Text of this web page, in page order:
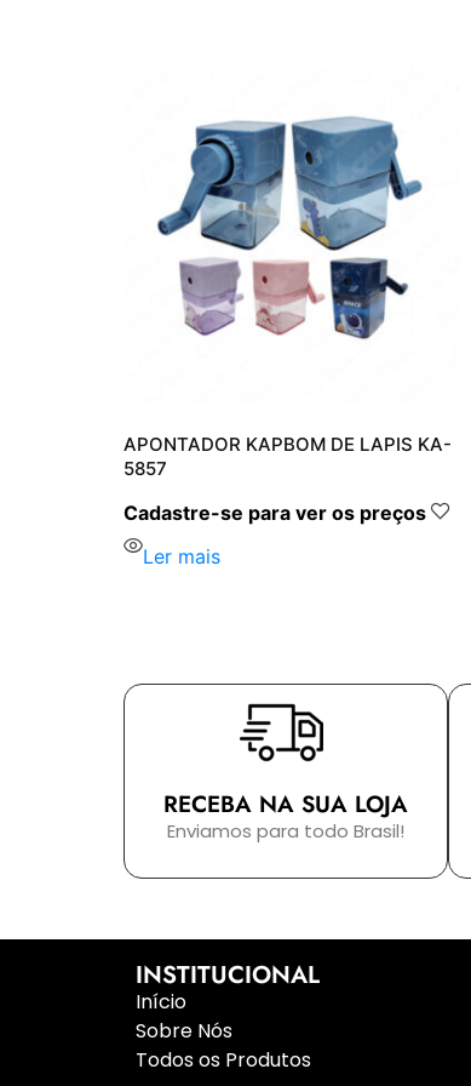
APONTADOR KAPBOM DE LAPIS KA-
5857
Cadastre-se para ver os preços
Ler mais
RECEBA NA SUA LOJA
Enviamos para todo Brasil!
INSTITUCIONAL
Início
Sobre Nós
Todos os Produtos